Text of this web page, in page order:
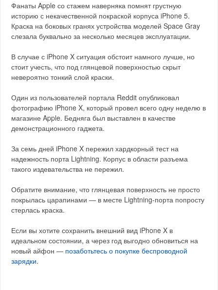
Фанаты Apple со стажем наверняка помнят грустную
историю с некачественной покраской корпуса iPhone 5.
Краска на боковых гранях устройства моделей Space Gray
слезала буквально за несколько месяцев эксплуатации.
В случае с iPhone X ситуация обстоит намного лучше, но
стоит учесть, что под глянцевой поверхностью скрыт
невероятно тонкий слой краски.
Один из пользователей портала Reddit опубликовал
фотографию iPhone X, который провел всего одну неделю в
магазине Apple. Бедняга был выставлен в качестве
демонстрационного гаджета.
За семь дней iPhone X пережил хардкорный тест на
надежность порта Lightning. Корпус в области разъема
такого издевательства не пережил.
Обратите внимание, что глянцевая поверхность не просто
покрылась царапинами — в месте Lightning-порта попросту
стерлась краска.
Если вы хотите сохранить внешний вид iPhone X в
идеальном состоянии, а через год выгодно обновиться на
новый айфон — позаботьтесь о покупке беспроводной
зарядки.